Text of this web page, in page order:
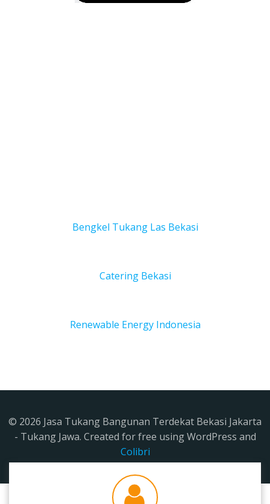
Bengkel Tukang Las Bekasi
Catering Bekasi
Renewable Energy Indonesia
© 2026 Jasa Tukang Bangunan Terdekat Bekasi Jakarta
- Tukang Jawa. Created for free using WordPress and
Colibri